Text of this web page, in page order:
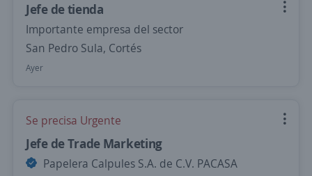
Jefe de tienda
Importante empresa del sector
San Pedro Sula, Cortés
Ayer
Se precisa Urgente
Jefe de Trade Marketing
Papelera Calpules S.A. de C.V. PACASA